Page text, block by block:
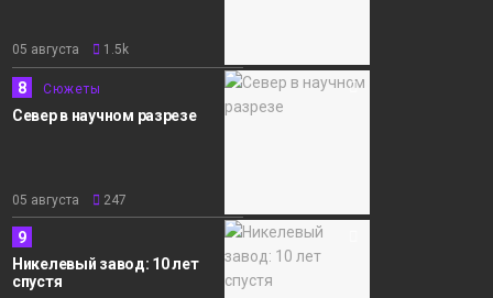
05 августа 1.5k
8 Сюжеты
Север в научном разрезе
05 августа 247
9
Никелевый завод: 10 лет
спустя